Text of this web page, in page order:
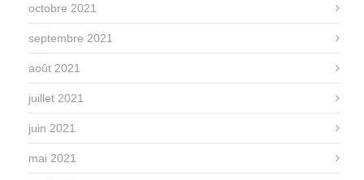
octobre 2021
septembre 2021
août 2021
juillet 2021
juin 2021
mai 2021